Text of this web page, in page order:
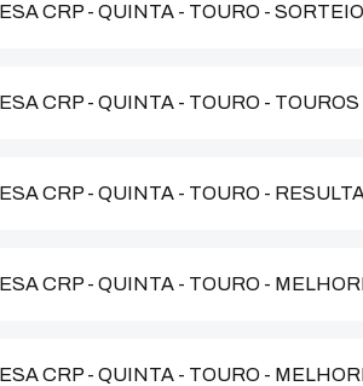
CRP - QUINTA - TOURO - SORTEIO
CRP - QUINTA - TOURO -
CRP - QUINTA - TOURO -
CRP - QUINTA - TOURO -
CRP - QUINTA - TOURO -